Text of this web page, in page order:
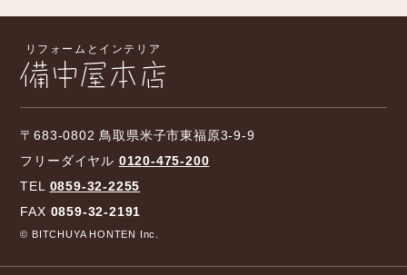
〒683-0802 鳥取県米子市東福原3-9-9
フリーダイヤル 0120-475-200
TEL 0859-32-2255
FAX 0859-32-2191
© BITCHUYA HONTEN Inc.